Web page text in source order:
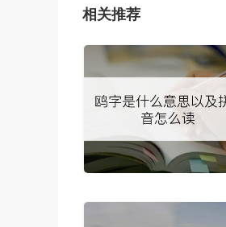
相关推荐